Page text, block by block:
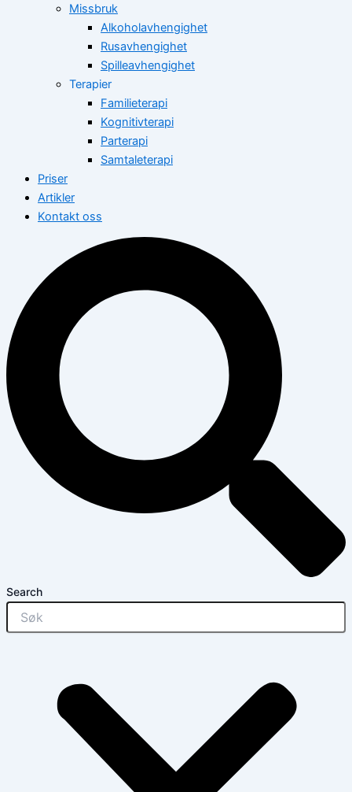
Missbruk
Alkoholavhengighet
Rusavhengighet
Spilleavhengighet
Terapier
Familieterapi
Kognitivterapi
Parterapi
Samtaleterapi
Priser
Artikler
Kontakt oss
Search